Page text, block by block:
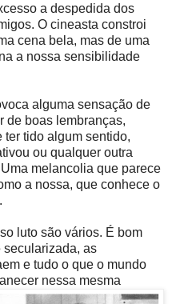
a despedida dos
O cineasta constroi
cena bela, mas de uma
a nossa sensibilidade
alguma sensação de
de boas lembranças,
ter tido algum sentido,
ou qualquer outra
melancolia que parece
a nossa, que conhece o
luto são vários. É bom
secularizada, as
e tudo o que o mundo
nessa mesma